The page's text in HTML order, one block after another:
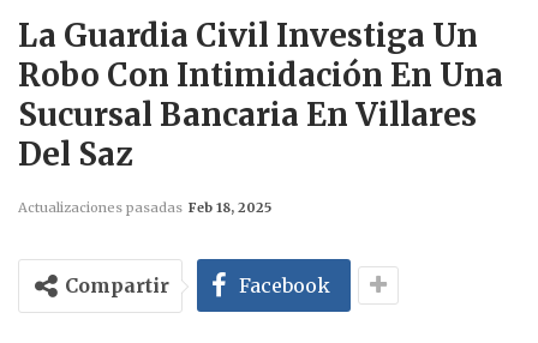
La Guardia Civil Investiga Un
Robo Con Intimidación En Una
Sucursal Bancaria En Villares
Del Saz
Actualizaciones pasadas Feb 18, 2025
Compartir Facebook